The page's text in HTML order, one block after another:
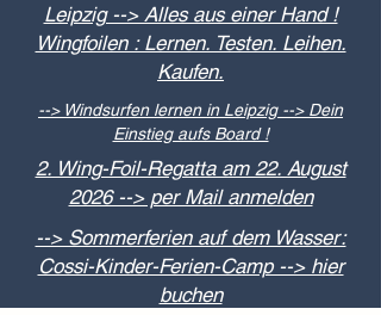
Leipzig --> Alles aus einer Hand !
Wingfoilen : Lernen. Testen. Leihen.
Kaufen.
--> Windsurfen lernen in Leipzig --> Dein
Einstieg aufs Board !
2. Wing-Foil-Regatta am 22. August
2026 --> per Mail anmelden
--> Sommerferien auf dem Wasser:
Cossi-Kinder-Ferien-Camp --> hier
buchen